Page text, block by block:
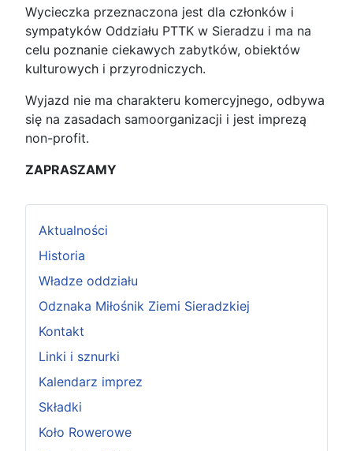
Aktualności
Historia
Władze oddziału
Odznaka Miłośnik Ziemi Sieradzkiej
Kontakt
Linki i sznurki
Kalendarz imprez
Składki
Koło Rowerowe
Wycieczka przeznaczona jest dla członków i
sympatyków Oddziału PTTK w Sieradzu i ma na
celu poznanie ciekawych zabytków, obiektów
kulturowych i przyrodniczych.
Wyjazd nie ma charakteru komercyjnego, odbywa
się na zasadach samoorganizacji i jest imprezą
non-profit.
ZAPRASZAMY